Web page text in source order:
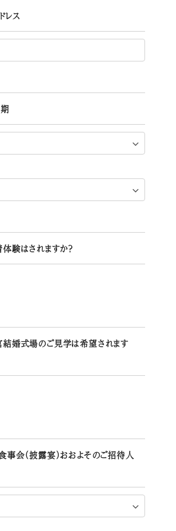
レス
験はされますか？
婚式場のご見学は希望されます
事会（披露宴）おおよそのご招待人